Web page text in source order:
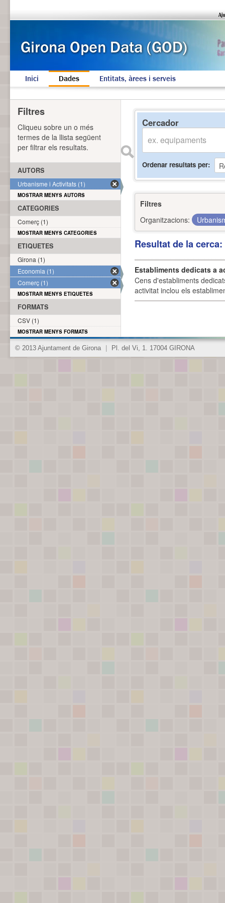
Inici Dades Entitats, àrees i serveis
Cercador
Ordenar resultats per
Filtres
Organitzacions:
Resultat de la
Establiments dedicats a
Cens d'establiments
activitat inclou els
Filtres
Cliqueu sobre un o més
termes de la llista següent
per filtrar els resultats.
AUTORS
Urbanisme i Activitats (1)
MOSTRAR MENYS AUTORS
CATEGORIES
Comerç (1)
MOSTRAR MENYS CATEGORIES
ETIQUETES
Girona (1)
Economia (1)
Comerç (1)
MOSTRAR MENYS ETIQUETES
FORMATS
CSV (1)
MOSTRAR MENYS FORMATS
© 2013 Ajuntament de Girona Pl. del Vi, 1. 17004 GIRONA